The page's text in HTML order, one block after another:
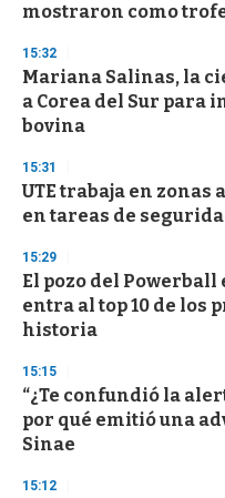
mostraron como
15:32
Mariana Salinas, la
a Corea del Sur para
bovina
15:31
UTE trabaja en
en tareas de
15:29
El pozo del Powerball
entra al top 10 de los
historia
15:15
“¿Te confundió la
por qué emitió una
Sinae
15:12